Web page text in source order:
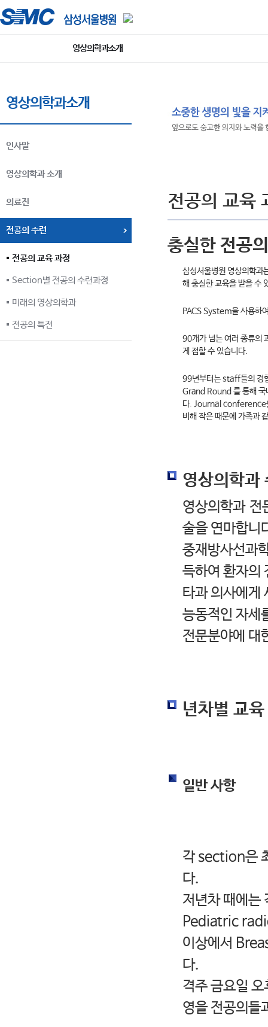
영상의학과소개
영상의학과소개
인사말
영상의학과 소개
의료진
전공의 수련
전공의 교육 과정
Section별 전공의 수련과정
미래의 영상의학과
전공의 특전
전공의 교육
충실한 전공
삼성서울병원 영상의학과
해 충실한 교육을 받을 수
PACS System을 사용
90개가 넘는 여러 종류의
게 접할 수 있습니다.
99년부터는 staff들의 경
Grand Round 를 통해 국
다. Journal conference를
비해 작은 때문에 가족과
영상의학과
영상의학과 전
술을 연마합니
중재방사선
득하여 환자의
타과 의사에게
능동적인 자세
전문분야에 대
년차별 교
일반 사항
각 section은
다.
저년차 때에는
Pediatric
이상에서
다.
격주 금요일
영을 전공의들